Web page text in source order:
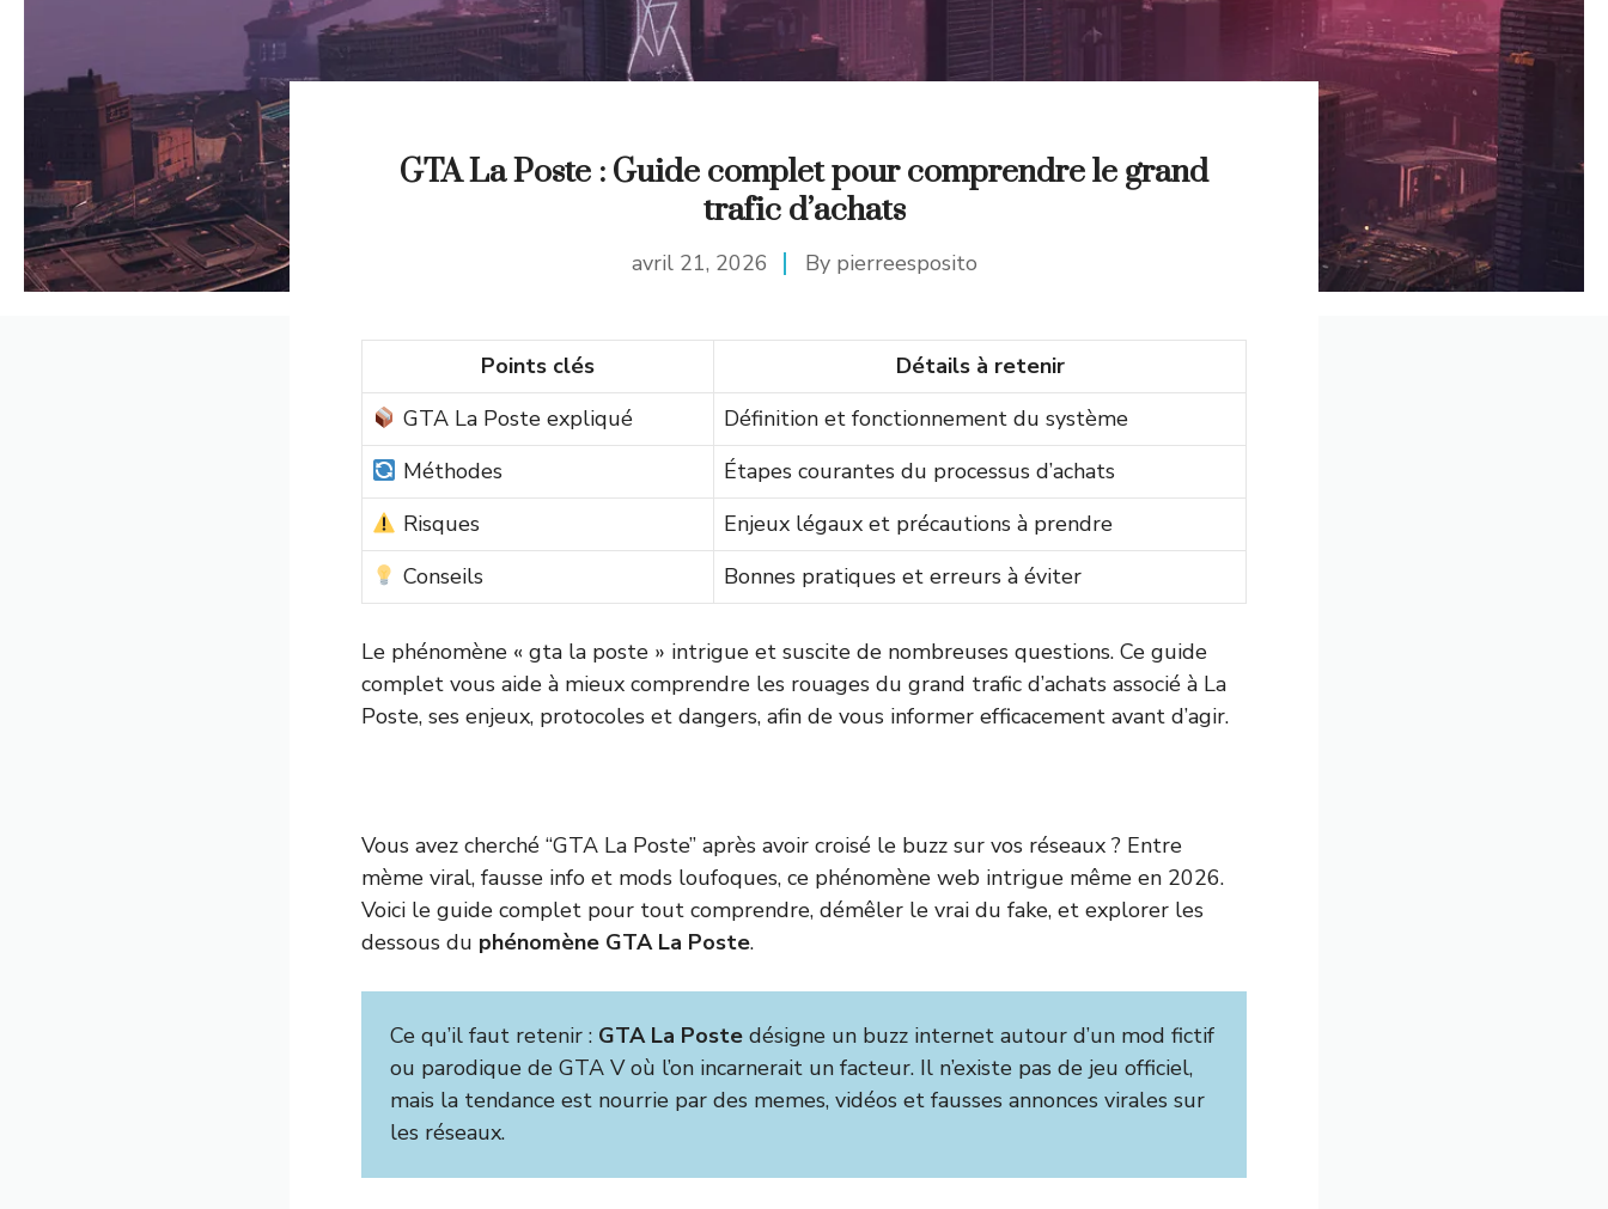
GTA La Poste : Guide complet pour comprendre le grand
trafic d’achats
avril 21, 2026 By pierreesposito
Points clés
Détails à retenir
GTA La Poste expliqué
Définition et fonctionnement du système
Méthodes
Étapes courantes du processus d’achats
Risques
Enjeux légaux et précautions à prendre
Conseils
Bonnes pratiques et erreurs à éviter
Le phénomène « gta la poste » intrigue et suscite de nombreuses questions. Ce guide
complet vous aide à mieux comprendre les rouages du grand trafic d’achats associé à La
Poste, ses enjeux, protocoles et dangers, afin de vous informer efficacement avant d’agir.
Vous avez cherché “GTA La Poste” après avoir croisé le buzz sur vos réseaux ? Entre
mème viral, fausse info et mods loufoques, ce phénomène web intrigue même en 2026.
Voici le guide complet pour tout comprendre, démêler le vrai du fake, et explorer les
dessous du phénomène GTA La Poste.
Ce qu’il faut retenir : GTA La Poste désigne un buzz internet autour d’un mod fictif
ou parodique de GTA V où l’on incarnerait un facteur. Il n’existe pas de jeu officiel,
mais la tendance est nourrie par des memes, vidéos et fausses annonces virales sur
les réseaux.